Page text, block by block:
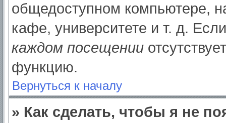
общедоступном компьютере,
кафе, университете и т. д.
каждом посещении
функцию.
Вернуться к началу
» Как сделать, чтобы я не